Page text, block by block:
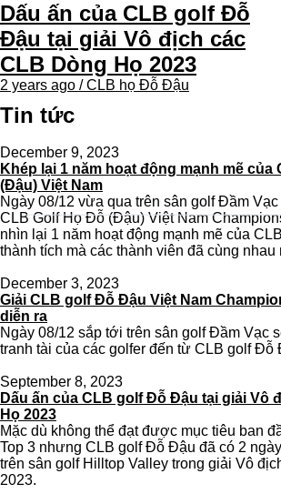
Dấu ấn của CLB golf Đỗ
Đậu tại giải Vô địch các
CLB Dòng Họ 2023
2 years ago / CLB họ Đỗ Đậu
Tin tức
December 9, 2023
Khép lại 1 năm hoạt động mạnh mẽ của
(Đậu) Việt Nam
Ngày 08/12 vừa qua trên sân golf Đầm
CLB Golf Họ Đỗ (Đậu) Việt Nam
nhìn lại 1 năm hoạt động mạnh mẽ của
thành tích mà các thành viên đã cùng
December 3, 2023
Giải CLB golf Đỗ Đậu Việt Nam
diễn ra
Ngày 08/12 sắp tới trên sân golf Đầm Vạc
tranh tài của các golfer đến từ CLB golf Đỗ
September 8, 2023
Dấu ấn của CLB golf Đỗ Đậu tại giải Vô
Họ 2023
Mặc dù không thể đạt được mục tiêu ban
Top 3 nhưng CLB golf Đỗ Đậu đã có 2
trên sân golf Hilltop Valley trong giải Vô
2023.